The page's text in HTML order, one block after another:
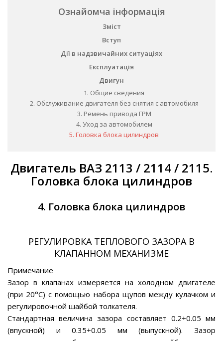
Ознайомча інформація
Зміст
Вступ
Дії в надзвичайних ситуаціях
Експлуатація
Двигун
1. Общие сведения
2. Обслуживание двигателя без снятия с автомобиля
3. Ремень привода ГРМ
4. Уход за автомобилем
5. Головка блока цилиндров
Двигатель ВАЗ 2113 / 2114 / 2115.
Головка блока цилиндров
4. Головка блока цилиндров
РЕГУЛИРОВКА ТЕПЛОВОГО ЗАЗОРА В
КЛАПАННОМ МЕХАНИЗМЕ
Примечание
Зазор в клапанах измеряется на холодном двигателе
(при 20°С) с помощью набора щупов между кулачком и
регулировочной шайбой толкателя.
Стандартная величина зазора составляет 0.2+0.05 мм
(впускной) и 0.35+0.05 мм (выпускной). Зазор